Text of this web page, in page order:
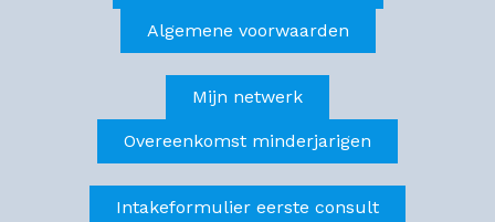
Algemene voorwaarden
Mijn netwerk
Overeenkomst minderjarigen
Intakeformulier eerste consult